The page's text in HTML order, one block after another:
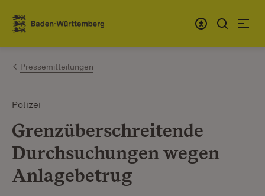
Zum Inhalt springen
Link zur Startseite
Pressemitteilungen
Polizei
Grenzüberschreitende
Durchsuchungen wegen
Anlagebetrug